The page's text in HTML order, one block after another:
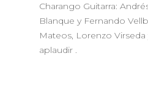
Charango Guitarra:
Blanque y Fernando
Mateos, Lorenzo Virseda
aplaudir .